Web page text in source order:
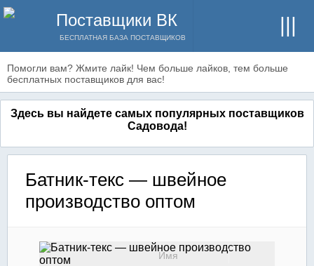
Поставщики ВК
БЕСПЛАТНАЯ БАЗА ПОСТАВЩИКОВ
Помогли вам? Жмите лайк! Чем больше лайков, тем больше
бесплатных поставщиков для вас!
Здесь вы найдете самых популярных поставщиков
Садовода!
Батник-текс — швейное
производство оптом
Имя